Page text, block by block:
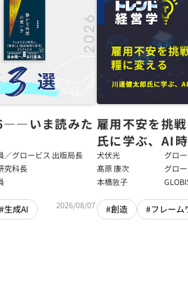
いま読みた
／グロービス 出版局長
究科長
#生成AI 2026/08/07
雇用不安を挑
氏に学ぶ、AI
ン
犬伏光
グロ
ポレ
髙原 康次
グロ
本橋敦子
#創造 #フレーム